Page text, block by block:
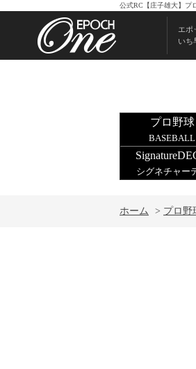
公式RC【庄子雄大】プ
エポ
いち
プロ野球
BASEBALL
シグネチャー
ホーム > プロ野